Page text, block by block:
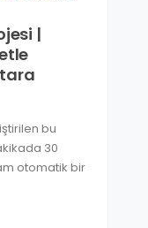
|
bu
30
otomatik bir